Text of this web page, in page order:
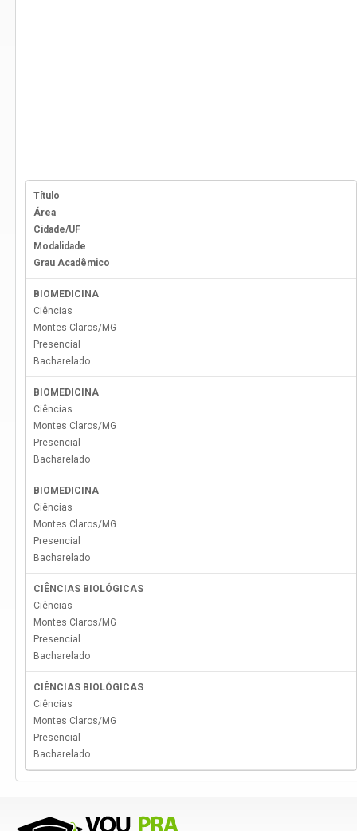
Título
Área
Cidade/UF
Modalidade
Grau Acadêmico
BIOMEDICINA
Ciências
Montes Claros/MG
Presencial
Bacharelado
BIOMEDICINA
Ciências
Montes Claros/MG
Presencial
Bacharelado
BIOMEDICINA
Ciências
Montes Claros/MG
Presencial
Bacharelado
CIÊNCIAS BIOLÓGICAS
Ciências
Montes Claros/MG
Presencial
Bacharelado
CIÊNCIAS BIOLÓGICAS
Ciências
Montes Claros/MG
Presencial
Bacharelado